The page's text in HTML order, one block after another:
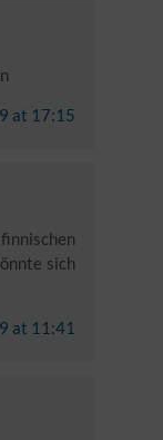
at 17:15
sich
at 11:41